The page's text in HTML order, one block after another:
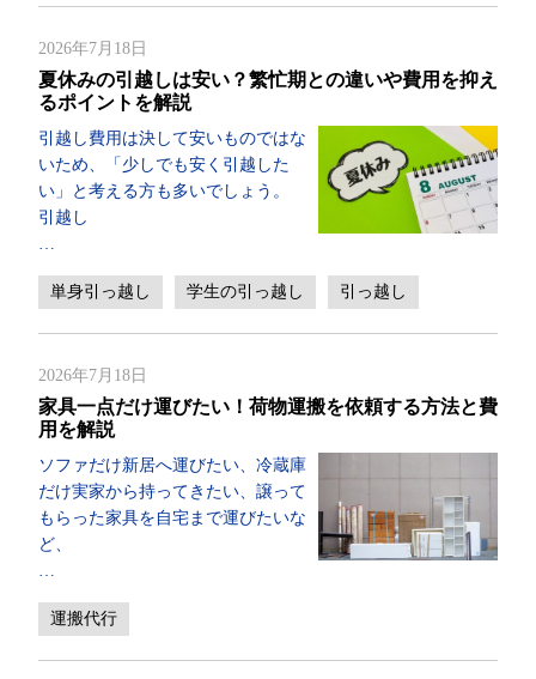
2026年7月18日
夏休みの引越しは安い？繁忙期との違いや費用を抑え
るポイントを解説
引越し費用は決して安いものではな
いため、「少しでも安く引越した
い」と考える方も多いでしょう。
引越し
単身引っ越し 学生の引っ越し 引っ越し
2026年7月18日
家具一点だけ運びたい！荷物運搬を依頼する方法と費
用を解説
ソファだけ新居へ運びたい、冷蔵庫
だけ実家から持ってきたい、譲って
もらった家具を自宅まで運びたいな
ど、
運搬代行